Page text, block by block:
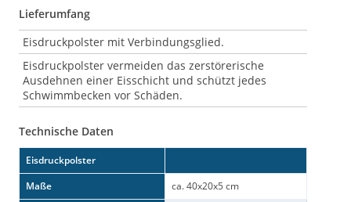
Lieferumfang
Eisdruckpolster mit Verbindungsglied.
Eisdruckpolster vermeiden das zerstörerische
Ausdehnen einer Eisschicht und schützt jedes
Schwimmbecken vor Schäden.
Technische Daten
Eisdruckpolster
Maße
ca. 40x20x5 cm